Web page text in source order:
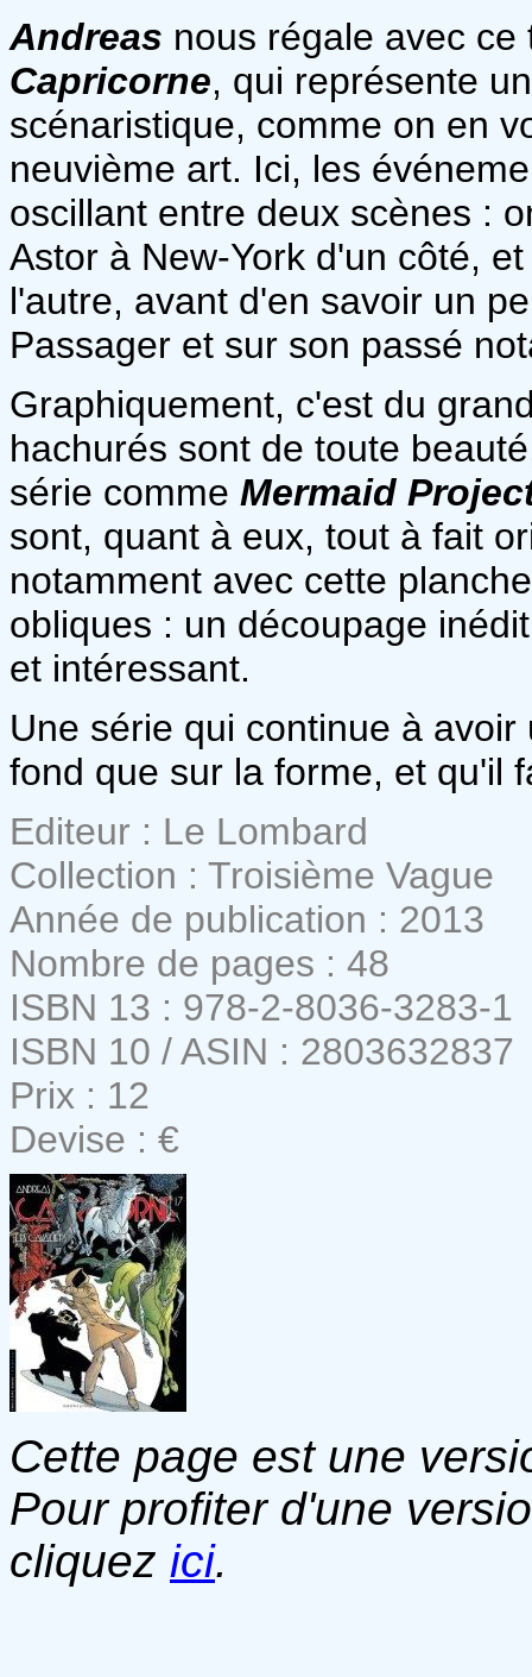
Andreas nous régale avec
Capricorne, qui représente
scénaristique, comme on en
neuvième art. Ici, les
oscillant entre deux scènes :
Astor à New-York d'un côté,
l'autre, avant d'en savoir un
Passager et sur son passé
Graphiquement, c'est du
hachurés sont de toute
série comme Mermaid
sont, quant à eux, tout à fait
notamment avec cette
obliques : un découpage
et intéressant.
Une série qui continue à
fond que sur la forme, et qu'il
Editeur : Le Lombard
Collection : Troisième Vague
Année de publication : 2013
Nombre de pages : 48
ISBN 13 : 978-2-8036-3283-1
ISBN 10 / ASIN : 2803632837
Prix : 12
Devise : €
Cette page est une
Pour profiter d'une
cliquez ici.